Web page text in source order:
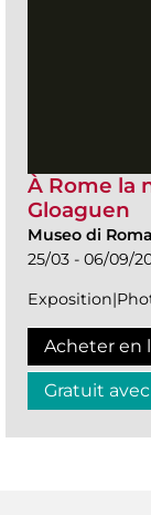
À Rome la
Gloaguen
Museo di
25/03 - 06/09/
Acheter en
Gratuit